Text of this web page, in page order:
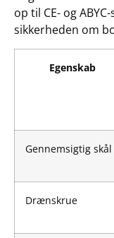
op til CE- og
sikkerheden om
Egenskab
Gennemsigtig skål
Drænskrue